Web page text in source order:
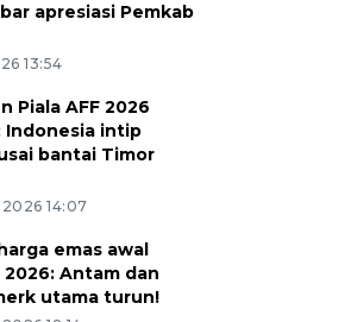
apresiasi Pemkab
13:54
Piala AFF 2026
Indonesia intip
bantai Timor
14:07
emas awal
Antam dan
utama turun!